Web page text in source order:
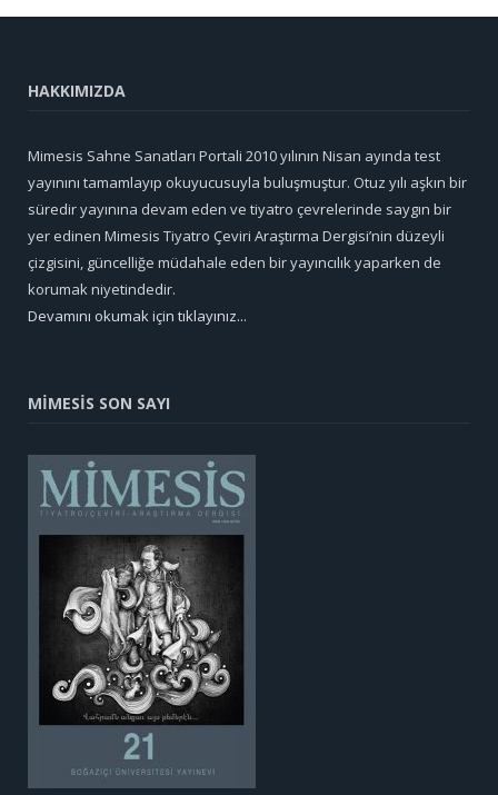
HAKKIMIZDA
Mimesis Sahne Sanatları Portali 2010 yılının Nisan ayında test
yayınını tamamlayıp okuyucusuyla buluşmuştur. Otuz yılı aşkın bir
süredir yayınına devam eden ve tiyatro çevrelerinde saygın bir
yer edinen Mimesis Tiyatro Çeviri Araştırma Dergisi’nin düzeyli
çizgisini, güncelliğe müdahale eden bir yayıncılık yaparken de
korumak niyetindedir.
Devamını okumak için tıklayınız...
MİMESİS SON SAYI